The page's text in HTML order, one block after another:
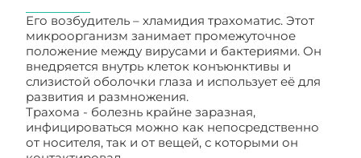
Его возбудитель – хламидия трахоматис. Этот
микроорганизм занимает промежуточное
положение между вирусами и бактериями. Он
внедряется внутрь клеток конъюнктивы и
слизистой оболочки глаза и использует её для
развития и размножения.
Трахома - болезнь крайне заразная,
инфицироваться можно как непосредственно
от носителя, так и от вещей, с которыми он